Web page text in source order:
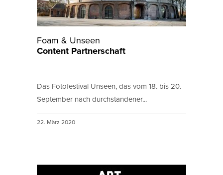
Foam & Unseen
Content Partnerschaft
Das Fotofestival Unseen, das vom 18. bis 20.
September nach durchstandener...
22. März 2020